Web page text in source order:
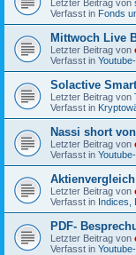
Letzter Beitrag von
Verfasst in Fonds
Mittwoch Live
Letzter Beitrag von
Verfasst in
Solactive
Letzter Beitrag von
Verfasst in
Nassi short
Letzter Beitrag von
Verfasst in
Aktienvergleich
Letzter Beitrag von
Verfasst in Indices,
PDF-
Letzter Beitrag von
Verfasst in